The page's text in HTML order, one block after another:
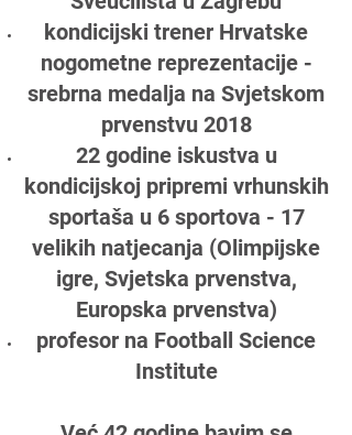
kondicijski trener Hrvatske
nogometne reprezentacije -
srebrna medalja na Svjetskom
prvenstvu 2018
22 godine iskustva u
kondicijskoj pripremi vrhunskih
sportaša u 6 sportova - 17
velikih natjecanja (Olimpijske
igre, Svjetska prvenstva,
Europska prvenstva)
profesor na Football Science
Institute